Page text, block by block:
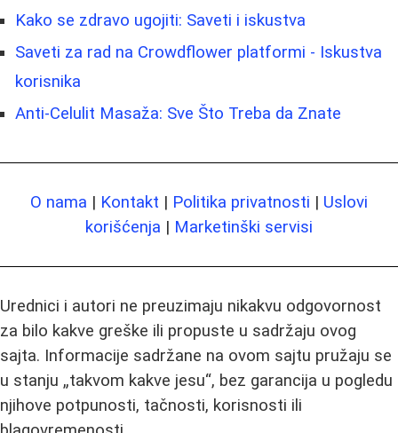
Kako se zdravo ugojiti: Saveti i iskustva
Saveti za rad na Crowdflower platformi - Iskustva
korisnika
Anti-Celulit Masaža: Sve Što Treba da Znate
O nama | Kontakt | Politika privatnosti | Uslovi
korišćenja | Marketinški servisi
Urednici i autori ne preuzimaju nikakvu odgovornost
za bilo kakve greške ili propuste u sadržaju ovog
sajta. Informacije sadržane na ovom sajtu pružaju se
u stanju „takvom kakve jesu“, bez garancija u pogledu
njihove potpunosti, tačnosti, korisnosti ili